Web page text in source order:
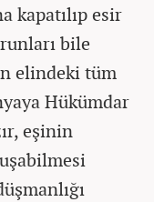
kapatılıp esir
bile
elindeki tüm
Hükümdar
eşinin